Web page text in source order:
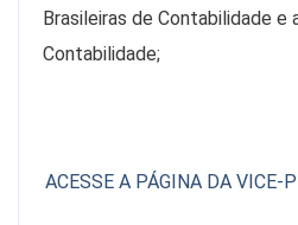
Brasileiras de Contabilidade e
Contabilidade;
ACESSE A PÁGINA DA VICE-